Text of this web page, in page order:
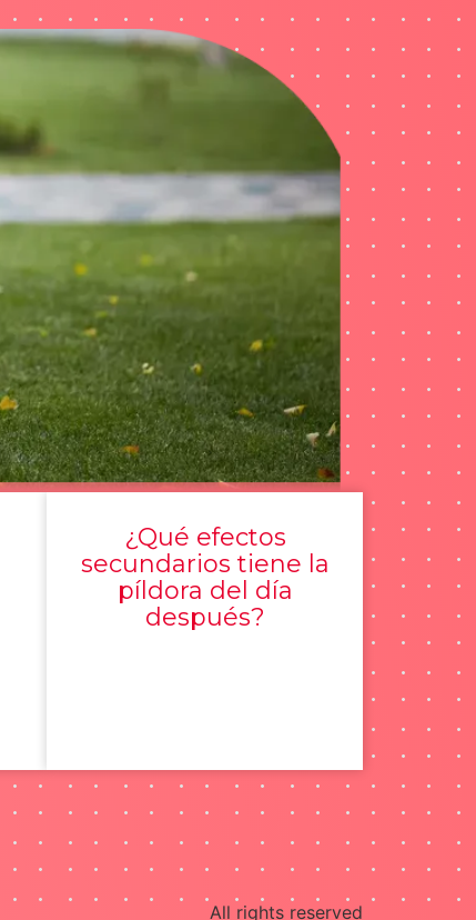
¿Qué efectos
secundarios tiene la
píldora del día
después?
All rights reserved